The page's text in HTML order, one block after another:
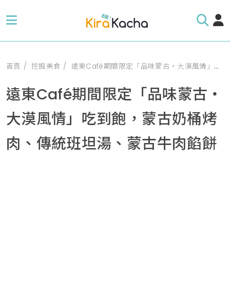
首頁 挖掘美食 遠東Café期間限定「品味蒙古‧大漠風情」吃到飽，蒙古奶桶烤肉、傳統班坦湯、蒙古牛肉餡餅
遠東Café期間限定「品味蒙古‧
大漠風情」吃到飽，蒙古奶桶烤
肉、傳統班坦湯、蒙古牛肉餡餅